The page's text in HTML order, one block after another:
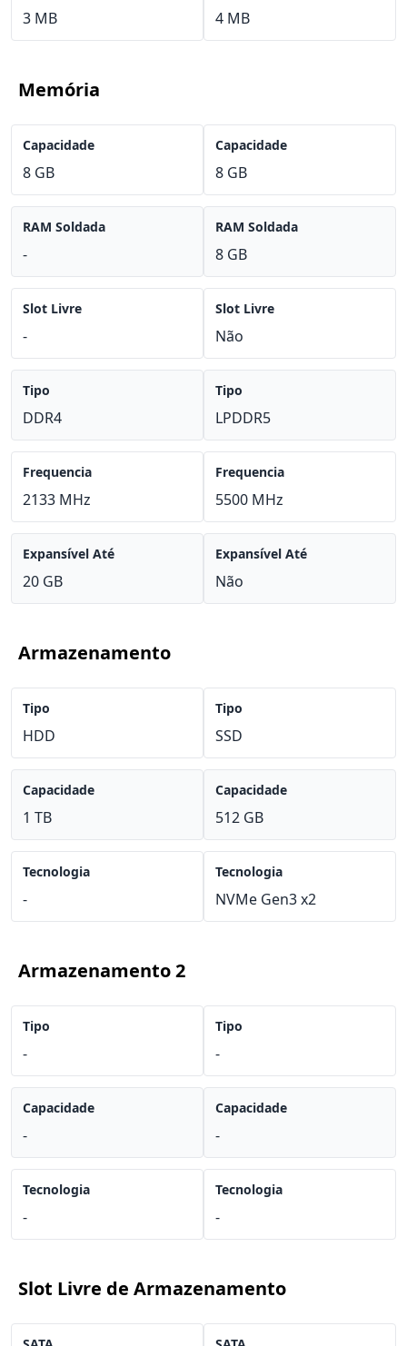
3 MB 4 MB
Memória
Capacidade
8 GB
RAM Soldada
-
Slot Livre
-
Tipo
DDR4
Frequencia
2133 MHz
Expansível Até
20 GB
Capacidade
8 GB
RAM Soldada
8 GB
Slot Livre
Não
Tipo
LPDDR5
Frequencia
5500 MHz
Expansível Até
Não
Armazenamento
Tipo
HDD
Capacidade
1 TB
Tecnologia
-
Tipo
SSD
Capacidade
512 GB
Tecnologia
NVMe Gen3 x2
Armazenamento 2
Tipo
-
Capacidade
-
Tecnologia
-
Tipo
-
Capacidade
-
Tecnologia
-
Slot Livre de Armazenamento